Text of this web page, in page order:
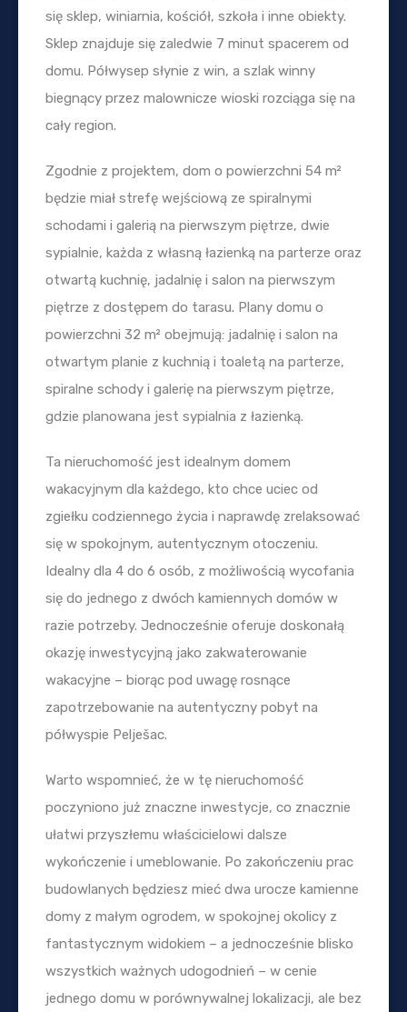
się sklep, winiarnia, kościół, szkoła i inne obiekty.
Sklep znajduje się zaledwie 7 minut spacerem od
domu. Półwysep słynie z win, a szlak winny
biegnący przez malownicze wioski rozciąga się na
cały region.
Zgodnie z projektem, dom o powierzchni 54 m²
będzie miał strefę wejściową ze spiralnymi
schodami i galerią na pierwszym piętrze, dwie
sypialnie, każda z własną łazienką na parterze oraz
otwartą kuchnię, jadalnię i salon na pierwszym
piętrze z dostępem do tarasu. Plany domu o
powierzchni 32 m² obejmują: jadalnię i salon na
otwartym planie z kuchnią i toaletą na parterze,
spiralne schody i galerię na pierwszym piętrze,
gdzie planowana jest sypialnia z łazienką.
Ta nieruchomość jest idealnym domem
wakacyjnym dla każdego, kto chce uciec od
zgiełku codziennego życia i naprawdę zrelaksować
się w spokojnym, autentycznym otoczeniu.
Idealny dla 4 do 6 osób, z możliwością wycofania
się do jednego z dwóch kamiennych domów w
razie potrzeby. Jednocześnie oferuje doskonałą
okazję inwestycyjną jako zakwaterowanie
wakacyjne – biorąc pod uwagę rosnące
zapotrzebowanie na autentyczny pobyt na
półwyspie Pelješac.
Warto wspomnieć, że w tę nieruchomość
poczyniono już znaczne inwestycje, co znacznie
ułatwi przyszłemu właścicielowi dalsze
wykończenie i umeblowanie. Po zakończeniu prac
budowlanych będziesz mieć dwa urocze kamienne
domy z małym ogrodem, w spokojnej okolicy z
fantastycznym widokiem – a jednocześnie blisko
wszystkich ważnych udogodnień – w cenie
jednego domu w porównywalnej lokalizacji, ale bez